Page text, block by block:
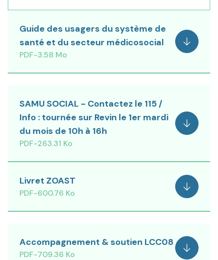
Guide des usagers du système de
santé et du secteur médicosocial
PDF-3.58 Mo
Voir
SAMU SOCIAL - Contactez le 115 /
Info : tournée sur Revin le 1er mardi
du mois de 10h à 16h
PDF-263.31 Ko
Voir
Livret ZOAST
PDF-600.76 Ko Voir
Accompagnement & soutien LCC08
PDF-709.36 Ko Voir